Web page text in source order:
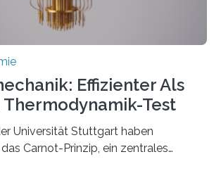
Effizienter Als
Test
Universität Stuttgart haben
Carnot-Prinzip, ein zentrales